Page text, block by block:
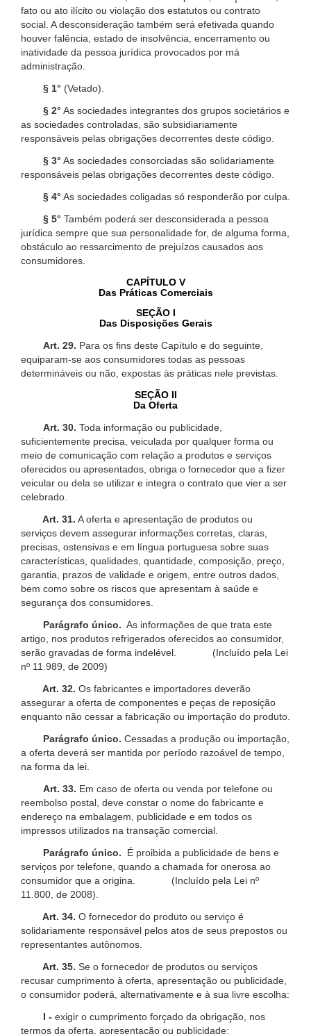
fato ou ato ilícito ou violação dos estatutos ou contrato
social. A desconsideração também será efetivada quando
houver falência, estado de insolvência, encerramento ou
inatividade da pessoa jurídica provocados por má
administração.
§ 1° (Vetado).
§ 2° As sociedades integrantes dos grupos societários e
as sociedades controladas, são subsidiariamente
responsáveis pelas obrigações decorrentes deste código.
§ 3° As sociedades consorciadas são solidariamente
responsáveis pelas obrigações decorrentes deste código.
§ 4° As sociedades coligadas só responderão por culpa.
§ 5° Também poderá ser desconsiderada a pessoa
jurídica sempre que sua personalidade for, de alguma forma,
obstáculo ao ressarcimento de prejuízos causados aos
consumidores.
CAPÍTULO V
Das Práticas Comerciais
SEÇÃO I
Das Disposições Gerais
Art. 29. Para os fins deste Capítulo e do seguinte,
equiparam-se aos consumidores todas as pessoas
determináveis ou não, expostas às práticas nele previstas.
SEÇÃO II
Da Oferta
Art. 30. Toda informação ou publicidade,
suficientemente precisa, veiculada por qualquer forma ou
meio de comunicação com relação a produtos e serviços
oferecidos ou apresentados, obriga o fornecedor que a fizer
veicular ou dela se utilizar e integra o contrato que vier a ser
celebrado.
Art. 31. A oferta e apresentação de produtos ou
serviços devem assegurar informações corretas, claras,
precisas, ostensivas e em língua portuguesa sobre suas
características, qualidades, quantidade, composição, preço,
garantia, prazos de validade e origem, entre outros dados,
bem como sobre os riscos que apresentam à saúde e
segurança dos consumidores.
Parágrafo único. As informações de que trata este
artigo, nos produtos refrigerados oferecidos ao consumidor,
serão gravadas de forma indelével. (Incluído pela Lei
nº 11.989, de 2009)
Art. 32. Os fabricantes e importadores deverão
assegurar a oferta de componentes e peças de reposição
enquanto não cessar a fabricação ou importação do produto.
Parágrafo único. Cessadas a produção ou importação,
a oferta deverá ser mantida por período razoável de tempo,
na forma da lei.
Art. 33. Em caso de oferta ou venda por telefone ou
reembolso postal, deve constar o nome do fabricante e
endereço na embalagem, publicidade e em todos os
impressos utilizados na transação comercial.
Parágrafo único.
É proibida a publicidade de bens e
serviços por telefone, quando a chamada for onerosa ao
consumidor que a origina. (Incluído pela Lei nº
11.800, de 2008).
Art. 34. O fornecedor do produto ou serviço é
solidariamente responsável pelos atos de seus prepostos ou
representantes autônomos.
Art. 35. Se o fornecedor de produtos ou serviços
recusar cumprimento à oferta, apresentação ou publicidade,
o consumidor poderá, alternativamente e à sua livre escolha:
I - exigir o cumprimento forçado da obrigação, nos
termos da oferta, apresentação ou publicidade;